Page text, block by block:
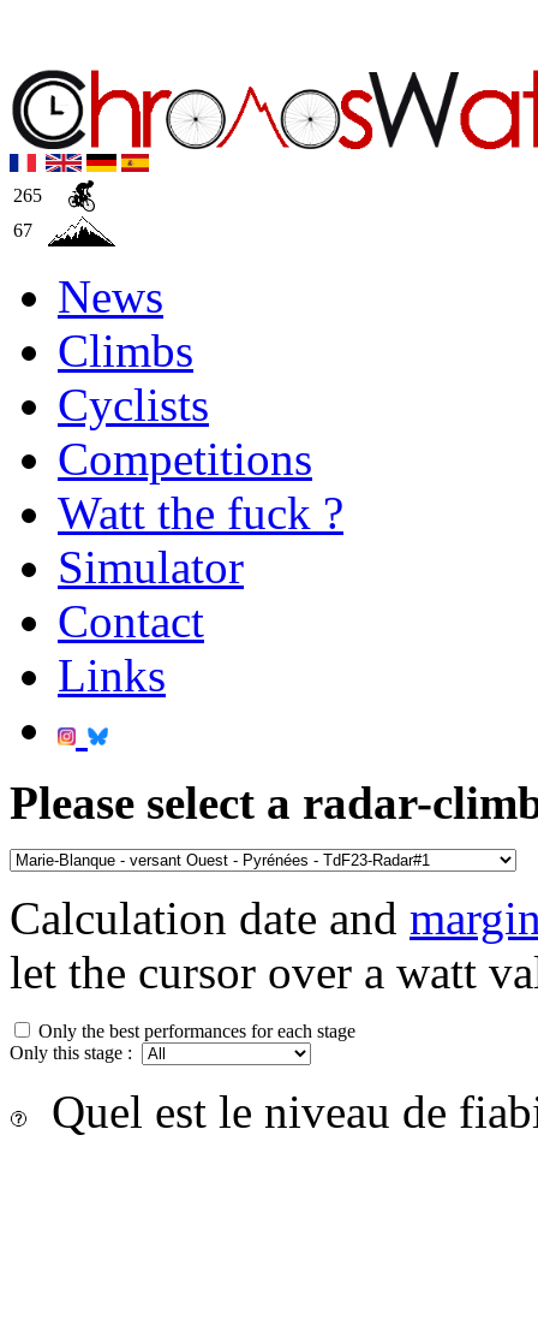
265
67
News
Climbs
Cyclists
Competitions
Watt the fuck ?
Simulator
Contact
Links
Please select a radar-
Calculation date and
let the cursor over a watt
Only the best performances for each stage
Only this stage :
Quel est le niveau de